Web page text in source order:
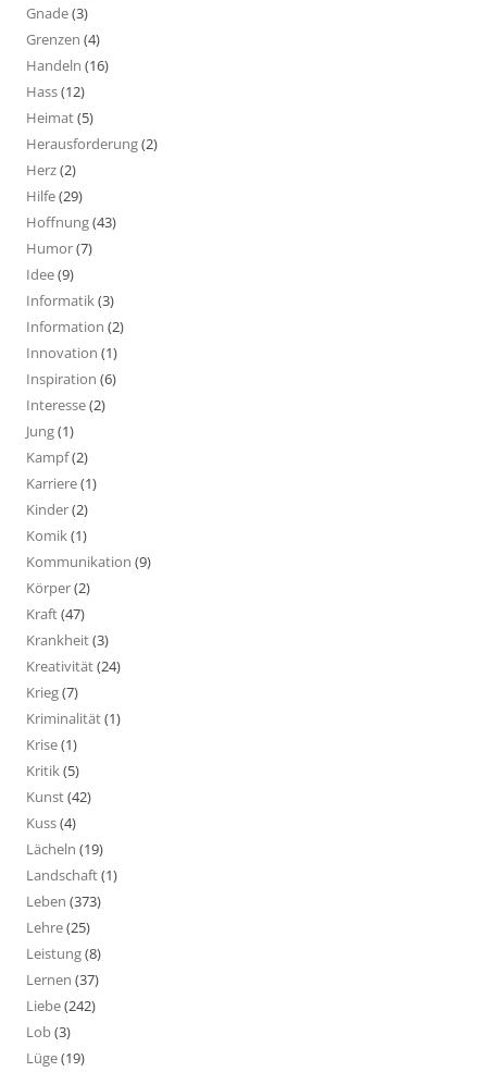
Gnade(3)
Grenzen (4)
Handeln (16)
Hass(12)
Heimat(5)
Herausforderung(2)
Herz(2)
Hilfe(29)
Hoffnung(43)
Humor(7)
Idee(9)
Informatik(3)
Information (2)
Innovation (1)
Inspiration (6)
Interesse(2)
Jung(1)
Kampf(2)
Karriere(1)
Kinder(2)
Komik(1)
Kommunikation (9)
Körper(2)
Kraft(47)
Krankheit(3)
Kreativität(24)
Krieg(7)
Kriminalität(1)
Krise(1)
Kritik(5)
Kunst(42)
Kuss(4)
Lächeln (19)
Landschaft(1)
Leben (373)
Lehre(25)
Leistung(8)
Lernen (37)
Liebe(242)
Lob(3)
Lüge(19)